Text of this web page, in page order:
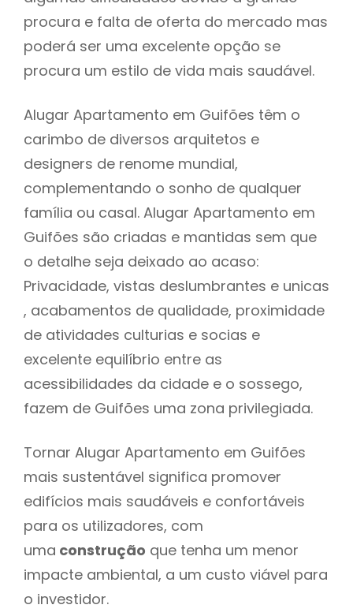
procura e falta de oferta do mercado mas
poderá ser uma excelente opção se
procura um estilo de vida mais saudável.
Alugar Apartamento em Guifões têm o
carimbo de diversos arquitetos e
designers de renome mundial,
complementando o sonho de qualquer
família ou casal. Alugar Apartamento em
Guifões são criadas e mantidas sem que
o detalhe seja deixado ao acaso:
Privacidade, vistas deslumbrantes e unicas
, acabamentos de qualidade, proximidade
de atividades culturias e socias e
excelente equilíbrio entre as
acessibilidades da cidade e o sossego,
fazem de Guifões uma zona privilegiada.
Tornar Alugar Apartamento em Guifões
mais sustentável significa promover
edifícios mais saudáveis e confortáveis
para os utilizadores, com
uma construção que tenha um menor
impacte ambiental, a um custo viável para
o investidor.